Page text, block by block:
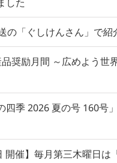
の「ぐしけんさん」で紹
奨励月間 ～広めよう世
四季 2026 夏の号 160号
開催】毎月第三木曜日は